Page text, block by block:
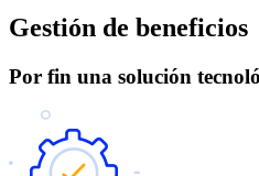
Gestión de beneficios
Por fin una solución